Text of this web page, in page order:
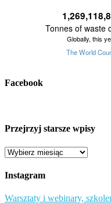
Facebook
Przejrzyj starsze wpisy
Przejrzyj
wpisy
Instagram
Warsztaty i webinary,